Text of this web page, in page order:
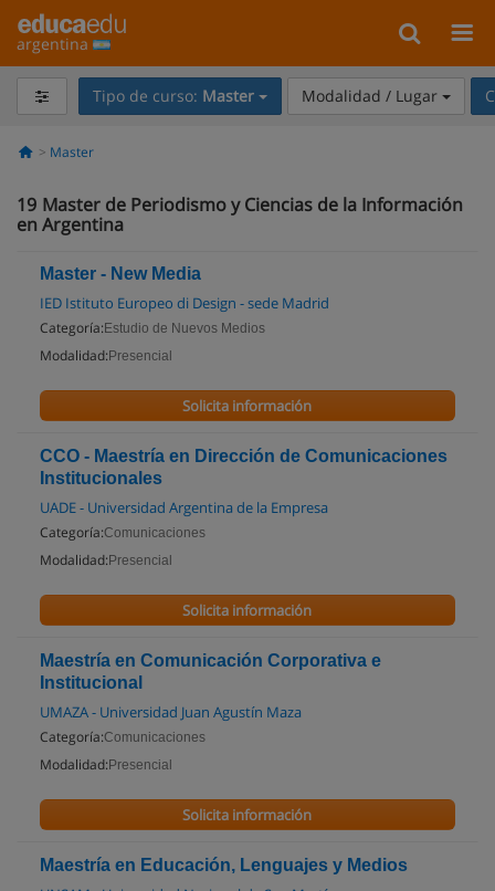
argentina
Tipo de curso: Master Modalidad / Lugar
Master
19 Master de Periodismo y Ciencias de la Información
en Argentina
Master - New Media
IED Istituto Europeo di Design - sede Madrid
Categoría: Estudio de Nuevos Medios
Modalidad: Presencial
Solicita información
CCO - Maestría en Dirección de Comunicaciones
Institucionales
UADE - Universidad Argentina de la Empresa
Categoría:Comunicaciones
Modalidad: Presencial
Solicita información
Maestría en Comunicación Corporativa e
Institucional
UMAZA - Universidad Juan Agustín Maza
Categoría:Comunicaciones
Modalidad: Presencial
Solicita información
Maestría en Educación, Lenguajes y Medios